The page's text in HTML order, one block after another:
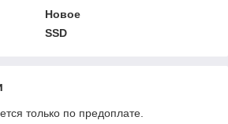
Новое
SSD
только по предоплате.